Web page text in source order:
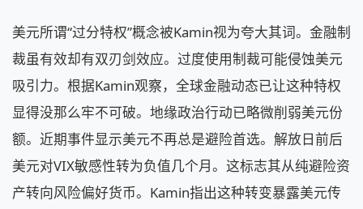
美元所谓“过分特权”概念被Kamin视为夸大其词。金融制
裁虽有效却有双刃剑效应。过度使用制裁可能侵蚀美元
吸引力。根据Kamin观察，全球金融动态已让这种特权
显得没那么牢不可破。地缘政治行动已略微削弱美元份
额。近期事件显示美元不再总是避险首选。解放日前后
美元对VIX敏感性转为负值几个月。这标志其从纯避险资
产转向风险偏好货币。Kamin指出这种转变暴露美元传